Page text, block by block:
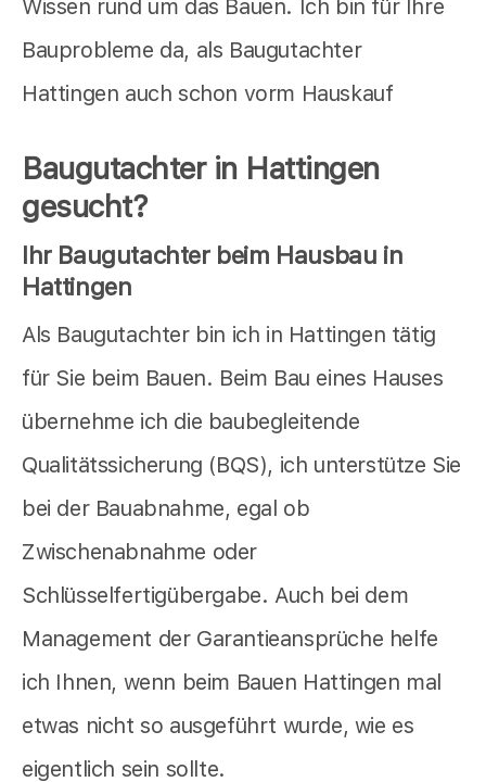
Wissen rund um das Bauen. Ich bin für Ihre
Bauprobleme da, als Baugutachter
Hattingen auch schon vorm Hauskauf
Baugutachter in Hattingen
gesucht?
Ihr Baugutachter beim Hausbau in
Hattingen
Als Baugutachter bin ich in Hattingen tätig
für Sie beim Bauen. Beim Bau eines Hauses
übernehme ich die baubegleitende
Qualitätssicherung (BQS), ich unterstütze Sie
bei der Bauabnahme, egal ob
Zwischenabnahme oder
Schlüsselfertigübergabe. Auch bei dem
Management der Garantieansprüche helfe
ich Ihnen, wenn beim Bauen Hattingen mal
etwas nicht so ausgeführt wurde, wie es
eigentlich sein sollte.